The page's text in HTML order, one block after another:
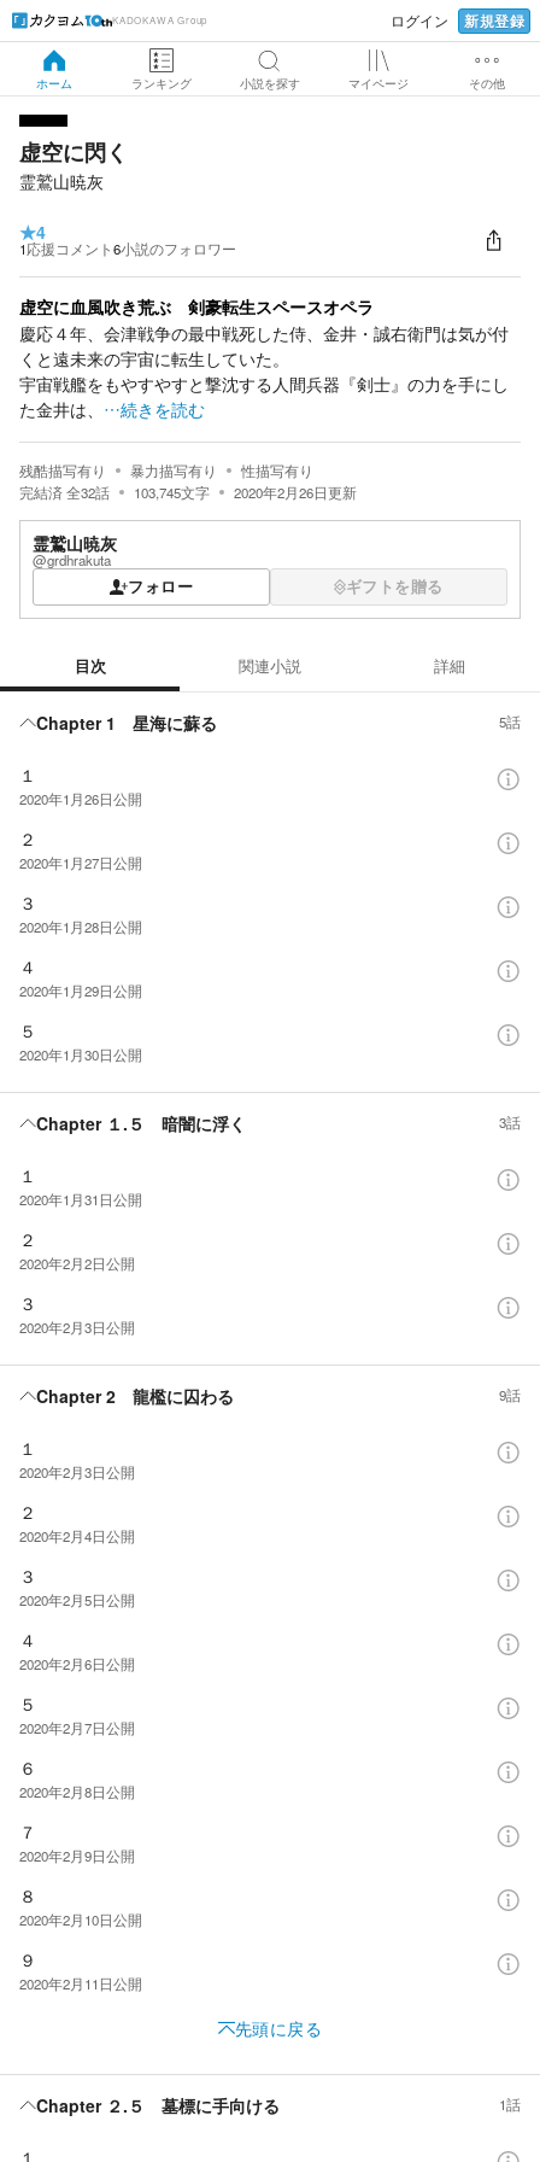
KADOKAWA Group ログイン 新規登録
ホーム ランキング 小説を探す マイページ その他
虚空に閃く
霊鷲山暁灰
★4
1応援コメント6小説のフォロワー
虚空に血風吹き荒ぶ 剣豪転生スペースオペラ
慶応４年、会津戦争の最中戦死した侍、金井・誠右衛門は気が付
くと遠未来の宇宙に転生していた。
宇宙戦艦をもやすやすと撃沈する人間兵器『剣士』の力を手にし
た金井は、 …続きを読む
残酷描写有り 暴力描写有り
性描写有り
完結済全32話 103,745文字 2020年2月26日更新
霊鷲山暁灰
@grdhrakuta
フォロー ギフトを贈る
目次 関連小説 詳細
Chapter 1 星海に蘇る 5話
１
2020年1月26日公開
２
2020年1月27日公開
３
2020年1月28日公開
４
2020年1月29日公開
５
2020年1月30日公開
Chapter １.５ 暗闇に浮く 3話
１
2020年1月31日公開
２
2020年2月2日公開
３
2020年2月3日公開
Chapter 2 龍檻に囚わる 9話
１
2020年2月3日公開
２
2020年2月4日公開
３
2020年2月5日公開
４
2020年2月6日公開
５
2020年2月7日公開
６
2020年2月8日公開
７
2020年2月9日公開
８
2020年2月10日公開
９
2020年2月11日公開
先頭に戻る
Chapter ２.５ 墓標に手向ける 1話
１